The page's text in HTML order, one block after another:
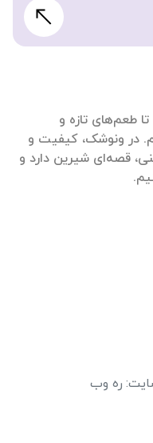
طعم‌های تازه و
در ونوشک، کیفیت و
قصه‌ای شیرین دارد و
: ره وب